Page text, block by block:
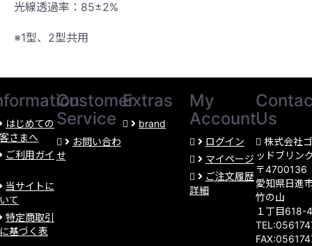
光線透過率：85±2%
※1型、2型共用
はじめての
さまへ
ご利用ガイ
当サイトに
て
特定商取引
基づく表
Customer
Service
お問い合わ
せ
Extras
brand
My
Account
ログイン
マイページ
ご注文履歴
詳細
Us
株式会社
ッドブリン
〒4700136
愛知県日進
竹の山
１丁目618-